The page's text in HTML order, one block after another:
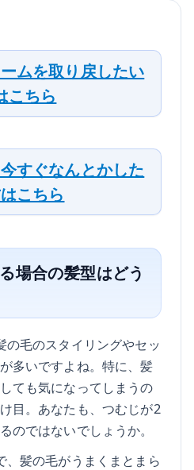
ムを取り戻したい
こちら
すぐなんとかした
こちら
場合の髪型はどう
の毛のスタイリングやセッ
多いですよね。特に、髪
ても気になってしまうの
目。あなたも、つむじが2
のではないでしょうか。
、髪の毛がうまくまとまら